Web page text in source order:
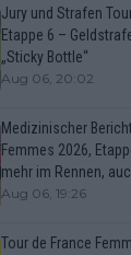
Jury und Strafen
Etappe 6 –
„Sticky Bottle“
Aug 06, 20:02
Medizinischer
Femmes 2026,
mehr im Rennen,
Aug 06, 19:26
Tour de France